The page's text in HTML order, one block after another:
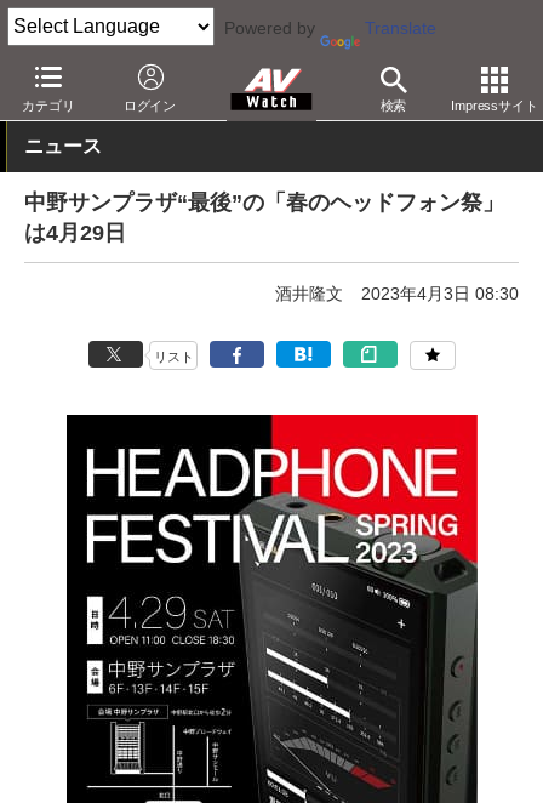
Powered by Translate
カテゴリ ログイン 検索 Impressサイト
AV Watch イベント ヘッドフォン祭
ニュース
中野サンプラザ“最後”の「春のヘッドフォン祭」
は4月29日
酒井隆文 2023年4月3日 08:30
リスト